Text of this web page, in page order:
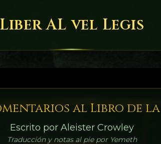
Liber AL vel Legis
al Libro de la
Escrito por Aleister Crowley
Traducción y notas al pie por Yemeth